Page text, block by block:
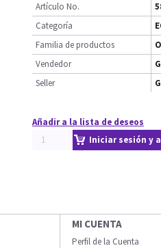
Artículo No.
Categoría
Familia de productos
Vendedor
Seller
Añadir a la lista de deseos
Iniciar sesión y
MI CUENTA
Perfil de la Cuenta